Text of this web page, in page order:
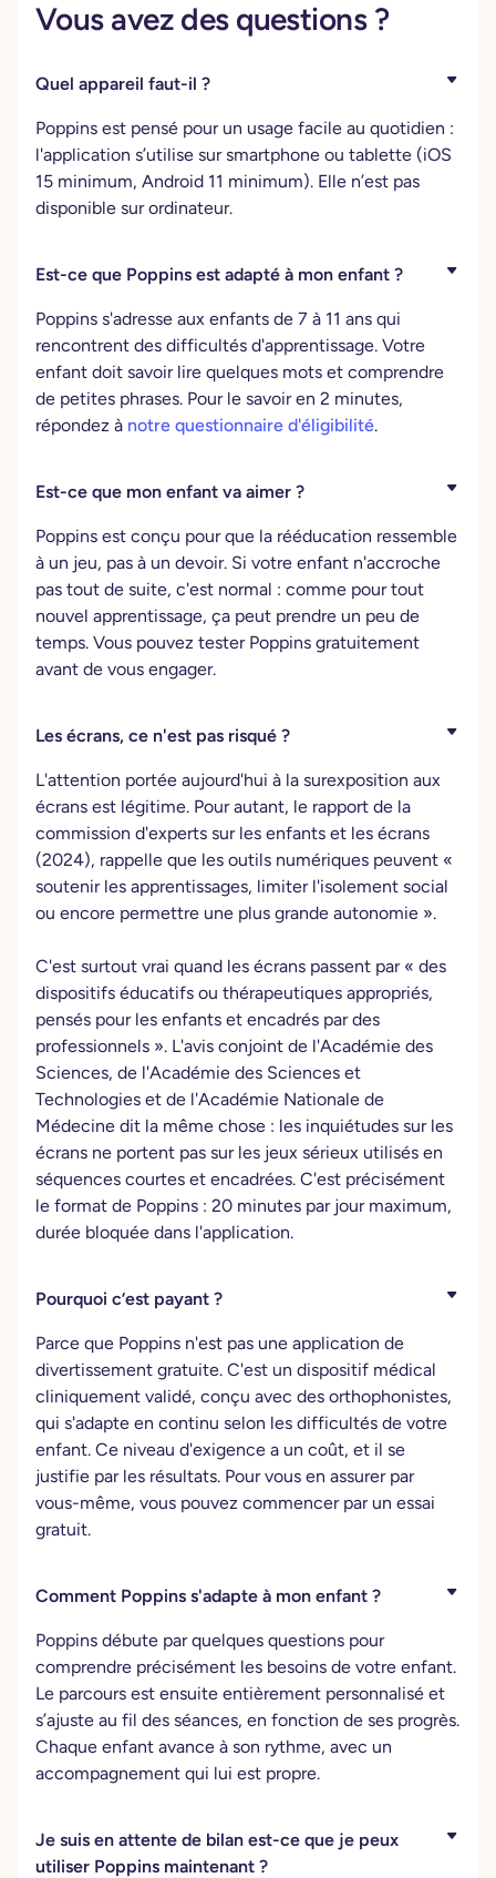
Vous avez des questions ?
Quel appareil faut-il ?
Poppins est pensé pour un usage facile au quotidien :
l'application s’utilise sur smartphone ou tablette (iOS
15 minimum, Android 11 minimum). Elle n’est pas
disponible sur ordinateur.
Est-ce que Poppins est adapté à mon enfant ?
Poppins s'adresse aux enfants de 7 à 11 ans qui
rencontrent des difficultés d'apprentissage. Votre
enfant doit savoir lire quelques mots et comprendre
de petites phrases. Pour le savoir en 2 minutes,
répondez à notre questionnaire d'éligibilité.
Est-ce que mon enfant va aimer ?
Poppins est conçu pour que la rééducation ressemble
à un jeu, pas à un devoir. Si votre enfant n'accroche
pas tout de suite, c'est normal : comme pour tout
nouvel apprentissage, ça peut prendre un peu de
temps. Vous pouvez tester Poppins gratuitement
avant de vous engager.
Les écrans, ce n'est pas risqué ?
L'attention portée aujourd'hui à la surexposition aux
écrans est légitime. Pour autant, le rapport de la
commission d'experts sur les enfants et les écrans
(2024), rappelle que les outils numériques peuvent «
soutenir les apprentissages, limiter l'isolement social
ou encore permettre une plus grande autonomie ».
C'est surtout vrai quand les écrans passent par « des
dispositifs éducatifs ou thérapeutiques appropriés,
pensés pour les enfants et encadrés par des
professionnels ». L'avis conjoint de l'Académie des
Sciences, de l'Académie des Sciences et
Technologies et de l'Académie Nationale de
Médecine dit la même chose : les inquiétudes sur les
écrans ne portent pas sur les jeux sérieux utilisés en
séquences courtes et encadrées. C'est précisément
le format de Poppins : 20 minutes par jour maximum,
durée bloquée dans l'application.
Pourquoi c’est payant ?
Parce que Poppins n'est pas une application de
divertissement gratuite. C'est un dispositif médical
cliniquement validé, conçu avec des orthophonistes,
qui s'adapte en continu selon les difficultés de votre
enfant. Ce niveau d'exigence a un coût, et il se
justifie par les résultats. Pour vous en assurer par
vous-même, vous pouvez commencer par un essai
gratuit.
Comment Poppins s'adapte à mon enfant ?
Poppins débute par quelques questions pour
comprendre précisément les besoins de votre enfant.
Le parcours est ensuite entièrement personnalisé et
s’ajuste au fil des séances, en fonction de ses progrès.
Chaque enfant avance à son rythme, avec un
accompagnement qui lui est propre.
Je suis en attente de bilan est-ce que je peux
utiliser Poppins maintenant ?